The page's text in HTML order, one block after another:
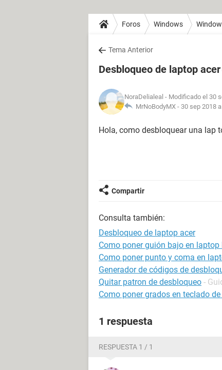
Foros Windows
Tema Anterior
Desbloqueo de laptop acer
NoraDelialeal - Modificado el 30
MrNoBodyMX - 30 sep 2018
Hola, como desbloquear una lap
Compartir
Consulta también:
Desbloqueo de laptop acer
Como poner guión bajo en laptop
Como poner punto y coma en
Generador de códigos de
Quitar patron de desbloqueo -
Como poner grados en teclado
1 respuesta
RESPUESTA 1 / 1